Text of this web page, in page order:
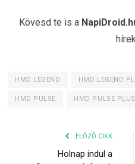
Kövesd te is a
HMD LEGEND HMD LEGEND
HMD PULSE HMD PULSE PLUS
ELŐZŐ CIKK
Holnap indul a